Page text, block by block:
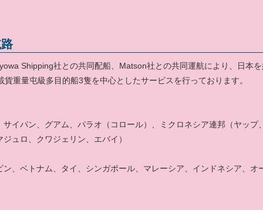
Shipping社との共同配船、Matson社との共同運航により、日本
重量屯級多目的船3隻を中心としたサービスを行っております。
イパン、グアム、パラオ（コロール）、ミクロネシア連邦（ヤップ
ュロ、クワジェリン、エバイ）
、ベトナム、タイ、シンガポール、マレーシア、インドネシア、オ